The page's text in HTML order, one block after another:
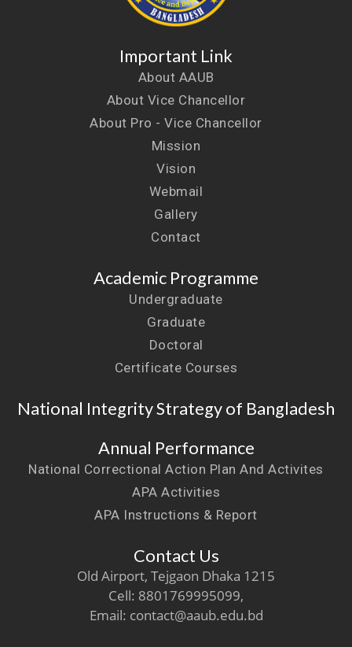
Important Link
About AAUB
About Vice Chancellor
About Pro - Vice Chancellor
Mission
Vision
Webmail
Gallery
Contact
Academic Programme
Undergraduate
Graduate
Doctoral
Certificate Courses
National Integrity Strategy of Bangladesh
Annual Performance
National Correctional Action Plan And Activites
APA Activities
APA Instructions & Report
Contact Us
Old Airport, Tejgaon Dhaka 1215
Cell: 8801769995099,
Email: contact@aaub.edu.bd